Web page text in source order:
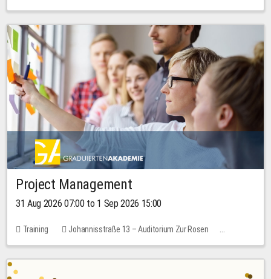
Project Management
31 Aug 2026 07:00 to 1 Sep 2026 15:00
Training
Johannisstraße 13 – Auditorium Zur Rosen
No free places
30.00 EUR